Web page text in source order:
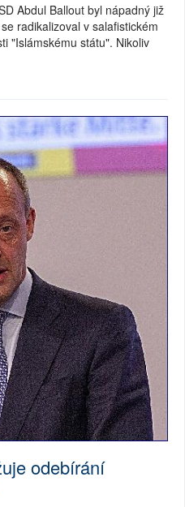
Abdul Ballout byl nápadný již
radikalizoval v salafistickém
"Islámskému státu". Nikoliv
odebírání